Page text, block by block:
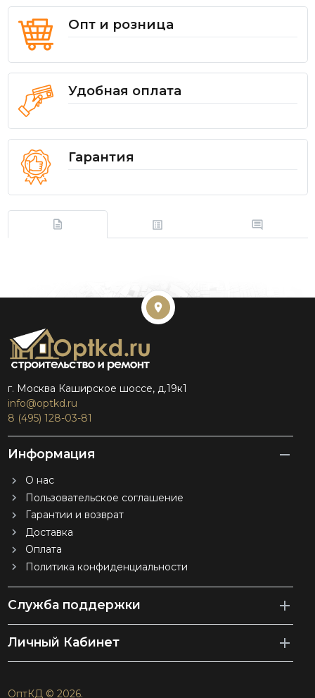
Опт и розница
Удобная оплата
Гарантия
г. Москва Каширское шоссе, д.19к1
info@optkd.ru
8 (495) 128-03-81
Информация
О нас
Пользовательское соглашение
Гарантии и возврат
Доставка
Оплата
Политика конфиденциальности
Служба поддержки
Личный Кабинет
ОптКД © 2026.